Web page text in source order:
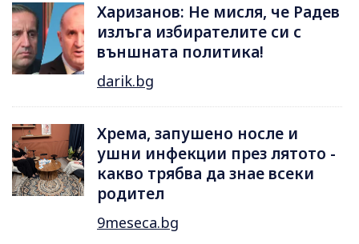
Харизанов: Не мисля, че Радев
излъга избирателите си с
външната политика!
darik.bg
Хрема, запушено носле и
ушни инфекции през лятотo -
какво трябва да знае всеки
родител
9meseca.bg